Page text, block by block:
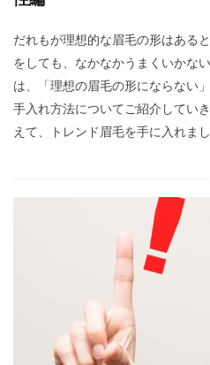
だれもが理想的な眉毛の形はある
をしても、なかなかうまくいかな
は、「理想の眉毛の形にならない
手入れ方法についてご紹介してい
えて、トレンド眉毛を手に入れまし